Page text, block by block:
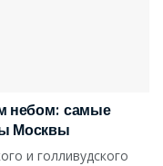
небом: самые
Москвы
и голливудского